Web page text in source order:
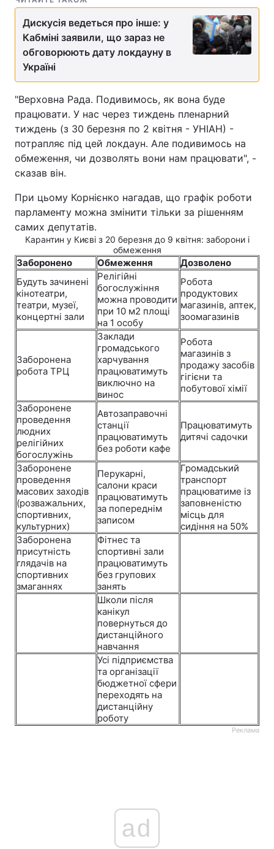
Дискусія ведеться про інше: у
Кабміні заявили, що зараз не
обговорюють дату локдауну в
Україні
"Верховна Рада. Подивимось, як вона буде
працювати. У нас через тиждень пленарний
тиждень (з 30 березня по 2 квітня - УНІАН) -
потрапляє під цей локдаун. Але подивимось на
обмеження, чи дозволять вони нам працювати", -
сказав він.
При цьому Корнієнко нагадав, що графік роботи
парламенту можна змінити тільки за рішенням
самих депутатів.
Карантин у Києві з 20 березня до 9 квітня: заборони і
обмеження
Заборонено Обмеження
Дозволено
Будуть зачинені
кінотеатри,
театри, музеї,
концертні зали
Релігійні
богослужіння
можна проводити
при 10 м2 площі
на 1 особу
Робота
продуктових
магазинів, аптек,
зоомагазинів
Заборонена
робота ТРЦ
Заклади
громадського
харчування
працюватимуть
виключно на
винос
Робота
магазинів з
продажу засобів
гігієни та
побутової хімії
Заборонене
проведення
людних
релігійних
богослужінь
Автозаправочні
станції
працюватимуть
без роботи кафе
Працюватимуть
дитячі садочки
Заборонене
проведення
масових заходів
(розважальних,
спортивних,
культурних)
Перукарні,
салони краси
працюватимуть
за попереднім
записом
Громадський
транспорт
працюватиме із
заповненістю
місць для
сидіння на 50%
Заборонена
присутність
глядачів на
спортивних
змаганнях
Фітнес та
спортивні зали
працюватимуть
без групових
занять
Школи після
канікул
повернуться до
дистанційного
навчання
Усі підприємства
та організації
бюджетної сфери
переходять на
дистанційну
роботу
Реклама
ad